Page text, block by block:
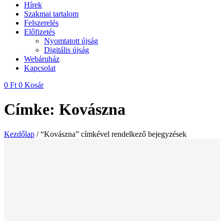
Hírek
Szakmai tartalom
Felszerelés
Előfizetés
Nyomtatott újság
Digitális újság
Webáruház
Kapcsolat
0 Ft 0 Kosár
Címke: Kovászna
Kezdőlap / “Kovászna” címkével rendelkező bejegyzések